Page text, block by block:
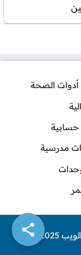
أدوات الصحة
حسابية
مدرسية
2025